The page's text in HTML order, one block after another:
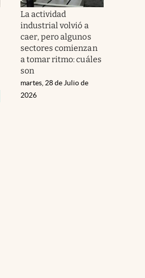
La actividad
industrial volvió a
caer, pero algunos
sectores comienzan
a tomar ritmo: cuáles
son
martes, 28 de Julio de
2026